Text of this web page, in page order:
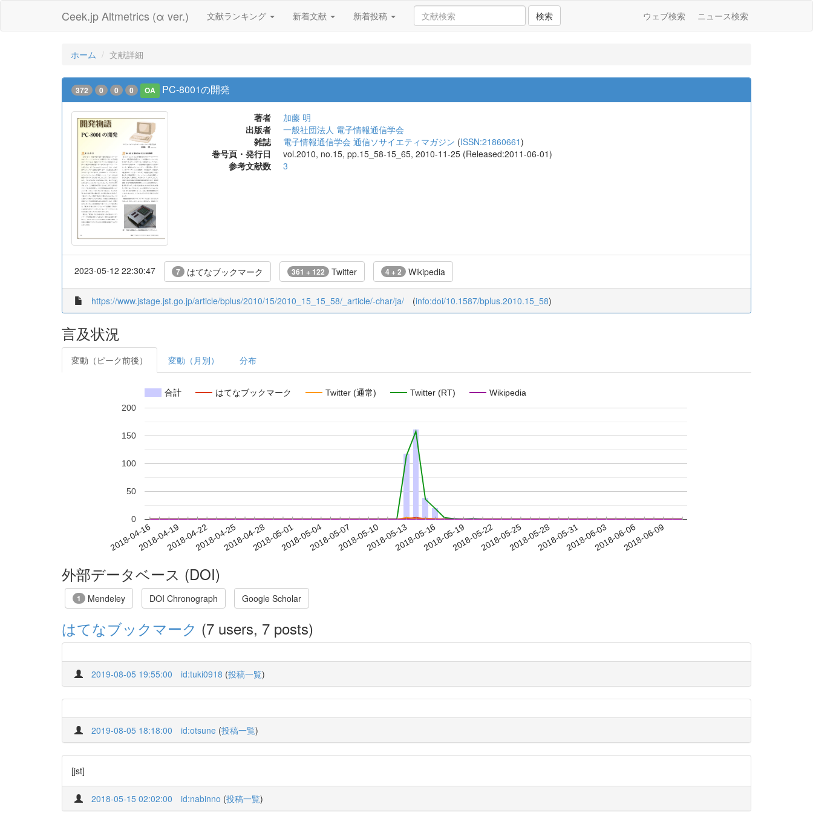
Ceek.jp Altmetrics (α ver.) 文献ランキング 新着文献 新着投稿 検索 ウェブ検索 ニュース検索
ホーム 文献詳細
372 0 0 0 OA PC-8001の開発
著者
加藤 明
出版者
一般社団法人 電子情報通信学会
雑誌
電子情報通信学会 通信ソサイエティマガジン (ISSN:21860661)
巻号頁・発行日
vol.2010, no.15, pp.15_58-15_65, 2010-11-25 (Released:2011-06-01)
参考文献数
3
2023-05-12 22:30:47 7 はてなブックマーク 361 + 122 Twitter 4 + 2 Wikipedia
https://www.jstage.jst.go.jp/article/bplus/2010/15/2010_15_15_58/_article/-char/ja/ (info:doi/10.1587/bplus.2010.15_58)
言及状況
変動（ピーク前後） 変動（月別） 分布
合計 はてなブックマーク Twitter (通常) Twitter (RT) Wikipedia
2018-04-162018-04-192018-04-222018-04-252018-04-282018-05-012018-05-042018-05-072018-05-102018-05-132018-05-162018-05-192018-05-222018-05-252018-05-282018-05-312018-06-032018-06-062018-06-09
0
50
100
150
200
外部データベース (DOI)
1 Mendeley DOI Chronograph Google Scholar
はてなブックマーク (7 users, 7 posts)
2019-08-05 19:55:00 id:tuki0918 (投稿一覧)
2019-08-05 18:18:00 id:otsune (投稿一覧)
[jst]
2018-05-15 02:02:00 id:nabinno (投稿一覧)